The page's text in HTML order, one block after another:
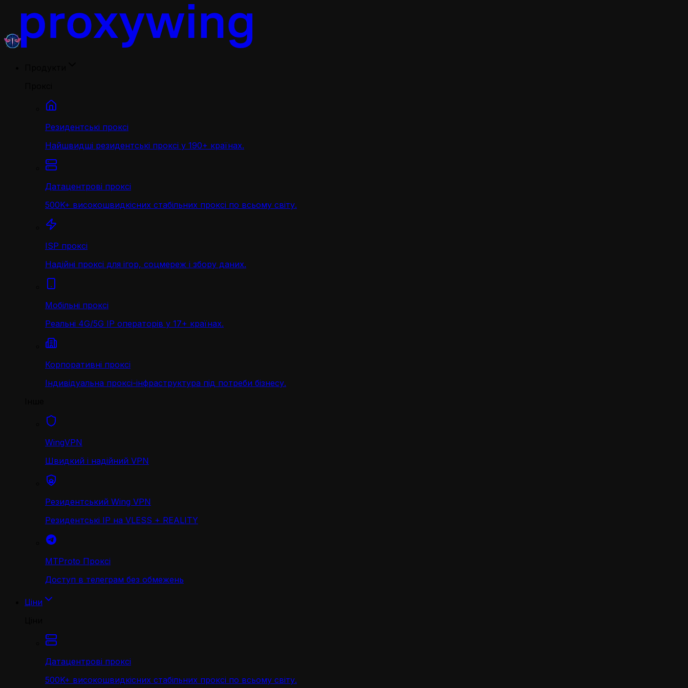
Резидентські проксі
Найшвидші резидентські проксі у 190+ країнах.
Датацентрові проксі
500K+ високошвидкісних стабільних проксі по всьому світу.
ISP проксі
Надійні проксі для ігор, соцмереж і збору даних.
Мобільні проксі
Реальні 4G/5G IP операторів у 17+ країнах.
Корпоративні проксі
Індивідуальна проксі-інфраструктура під потреби бізнесу.
WingVPN
Швидкий і надійний VPN
Резидентський Wing VPN
Резидентські IP на VLESS + REALITY
MTProto Проксі
Доступ в телеграм без обмежень
Ціни
Датацентрові проксі
500K+ високошвидкісних стабільних проксі по всьому світу.